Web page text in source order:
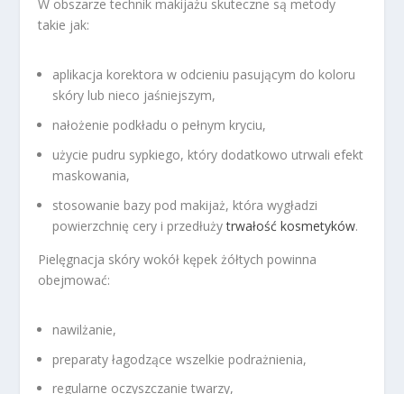
W obszarze technik makijażu skuteczne są metody
takie jak:
aplikacja korektora w odcieniu pasującym do koloru
skóry lub nieco jaśniejszym,
nałożenie podkładu o pełnym kryciu,
użycie pudru sypkiego, który dodatkowo utrwali efekt
maskowania,
stosowanie bazy pod makijaż, która wygładzi
powierzchnię cery i przedłużytrwałość kosmetyków.
Pielęgnacja skóry wokół kępek żółtych powinna
obejmować:
nawilżanie,
preparaty łagodzące wszelkie podrażnienia,
regularne oczyszczanie twarzy,